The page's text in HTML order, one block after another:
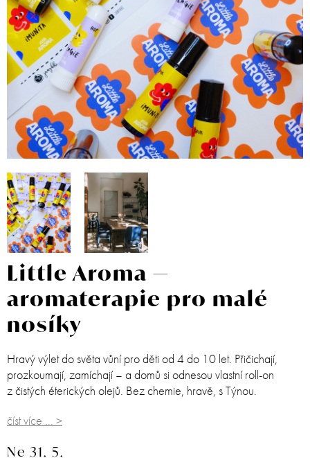
Little Aroma —
aromaterapie pro malé
nosíky
Hravý výlet do světa vůní pro děti od 4 do 10 let. Přičichají,
prozkoumají, zamíchají – a domů si odnesou vlastní roll-on
z čistých éterických olejů. Bez chemie, hravě, s Týnou.
číst více ... >
Ne 31. 5.